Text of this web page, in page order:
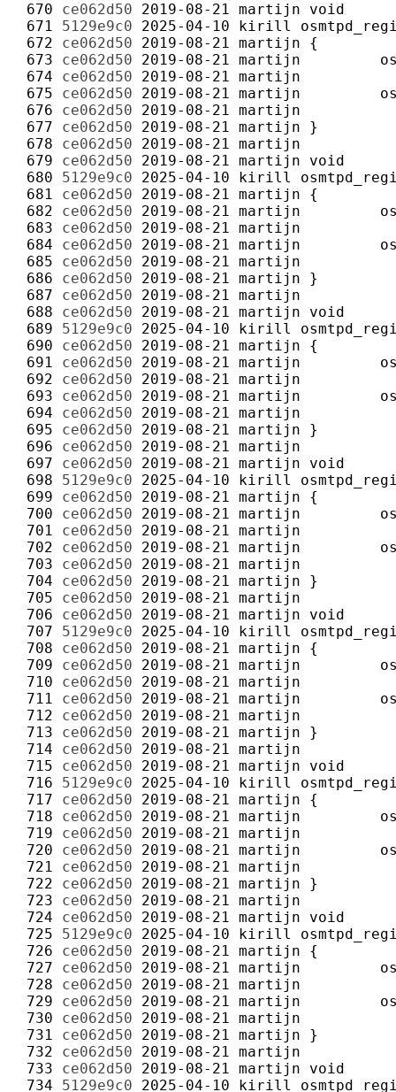
670 ce062d50 2019-08-21 martijn
671 5129e9c0 2025-04-10
kirill
672 ce062d50 2019-08-21 martijn
673 ce062d50 2019-08-21 martijn
674 ce062d50 2019-08-21 martijn
675 ce062d50 2019-08-21 martijn
676 ce062d50 2019-08-21 martijn
677 ce062d50 2019-08-21 martijn
678 ce062d50 2019-08-21 martijn
679 ce062d50 2019-08-21 martijn
680 5129e9c0 2025-04-10
kirill
681 ce062d50 2019-08-21 martijn
682 ce062d50 2019-08-21 martijn
683 ce062d50 2019-08-21 martijn
684 ce062d50 2019-08-21 martijn
685 ce062d50 2019-08-21 martijn
686 ce062d50 2019-08-21 martijn
687 ce062d50 2019-08-21 martijn
688 ce062d50 2019-08-21 martijn
689 5129e9c0 2025-04-10
kirill
690 ce062d50 2019-08-21 martijn
691 ce062d50 2019-08-21 martijn
692 ce062d50 2019-08-21 martijn
693 ce062d50 2019-08-21 martijn
694 ce062d50 2019-08-21 martijn
695 ce062d50 2019-08-21 martijn
696 ce062d50 2019-08-21 martijn
697 ce062d50 2019-08-21 martijn
698 5129e9c0 2025-04-10
kirill
699 ce062d50 2019-08-21 martijn
700 ce062d50 2019-08-21 martijn
701 ce062d50 2019-08-21 martijn
702 ce062d50 2019-08-21 martijn
703 ce062d50 2019-08-21 martijn
704 ce062d50 2019-08-21 martijn
705 ce062d50 2019-08-21 martijn
706 ce062d50 2019-08-21 martijn
707 5129e9c0 2025-04-10
kirill
708 ce062d50 2019-08-21 martijn
709 ce062d50 2019-08-21 martijn
710 ce062d50 2019-08-21 martijn
711 ce062d50 2019-08-21 martijn
712 ce062d50 2019-08-21 martijn
713 ce062d50 2019-08-21 martijn
714 ce062d50 2019-08-21 martijn
715 ce062d50 2019-08-21 martijn
716 5129e9c0 2025-04-10
kirill
717 ce062d50 2019-08-21 martijn
718 ce062d50 2019-08-21 martijn
719 ce062d50 2019-08-21 martijn
720 ce062d50 2019-08-21 martijn
721 ce062d50 2019-08-21 martijn
722 ce062d50 2019-08-21 martijn
723 ce062d50 2019-08-21 martijn
724 ce062d50 2019-08-21 martijn
725 5129e9c0 2025-04-10
kirill
726 ce062d50 2019-08-21 martijn
727 ce062d50 2019-08-21 martijn
728 ce062d50 2019-08-21 martijn
729 ce062d50 2019-08-21 martijn
730 ce062d50 2019-08-21 martijn
731 ce062d50 2019-08-21 martijn
732 ce062d50 2019-08-21 martijn
733 ce062d50 2019-08-21 martijn
734 5129e9c0 2025-04-10 kirill